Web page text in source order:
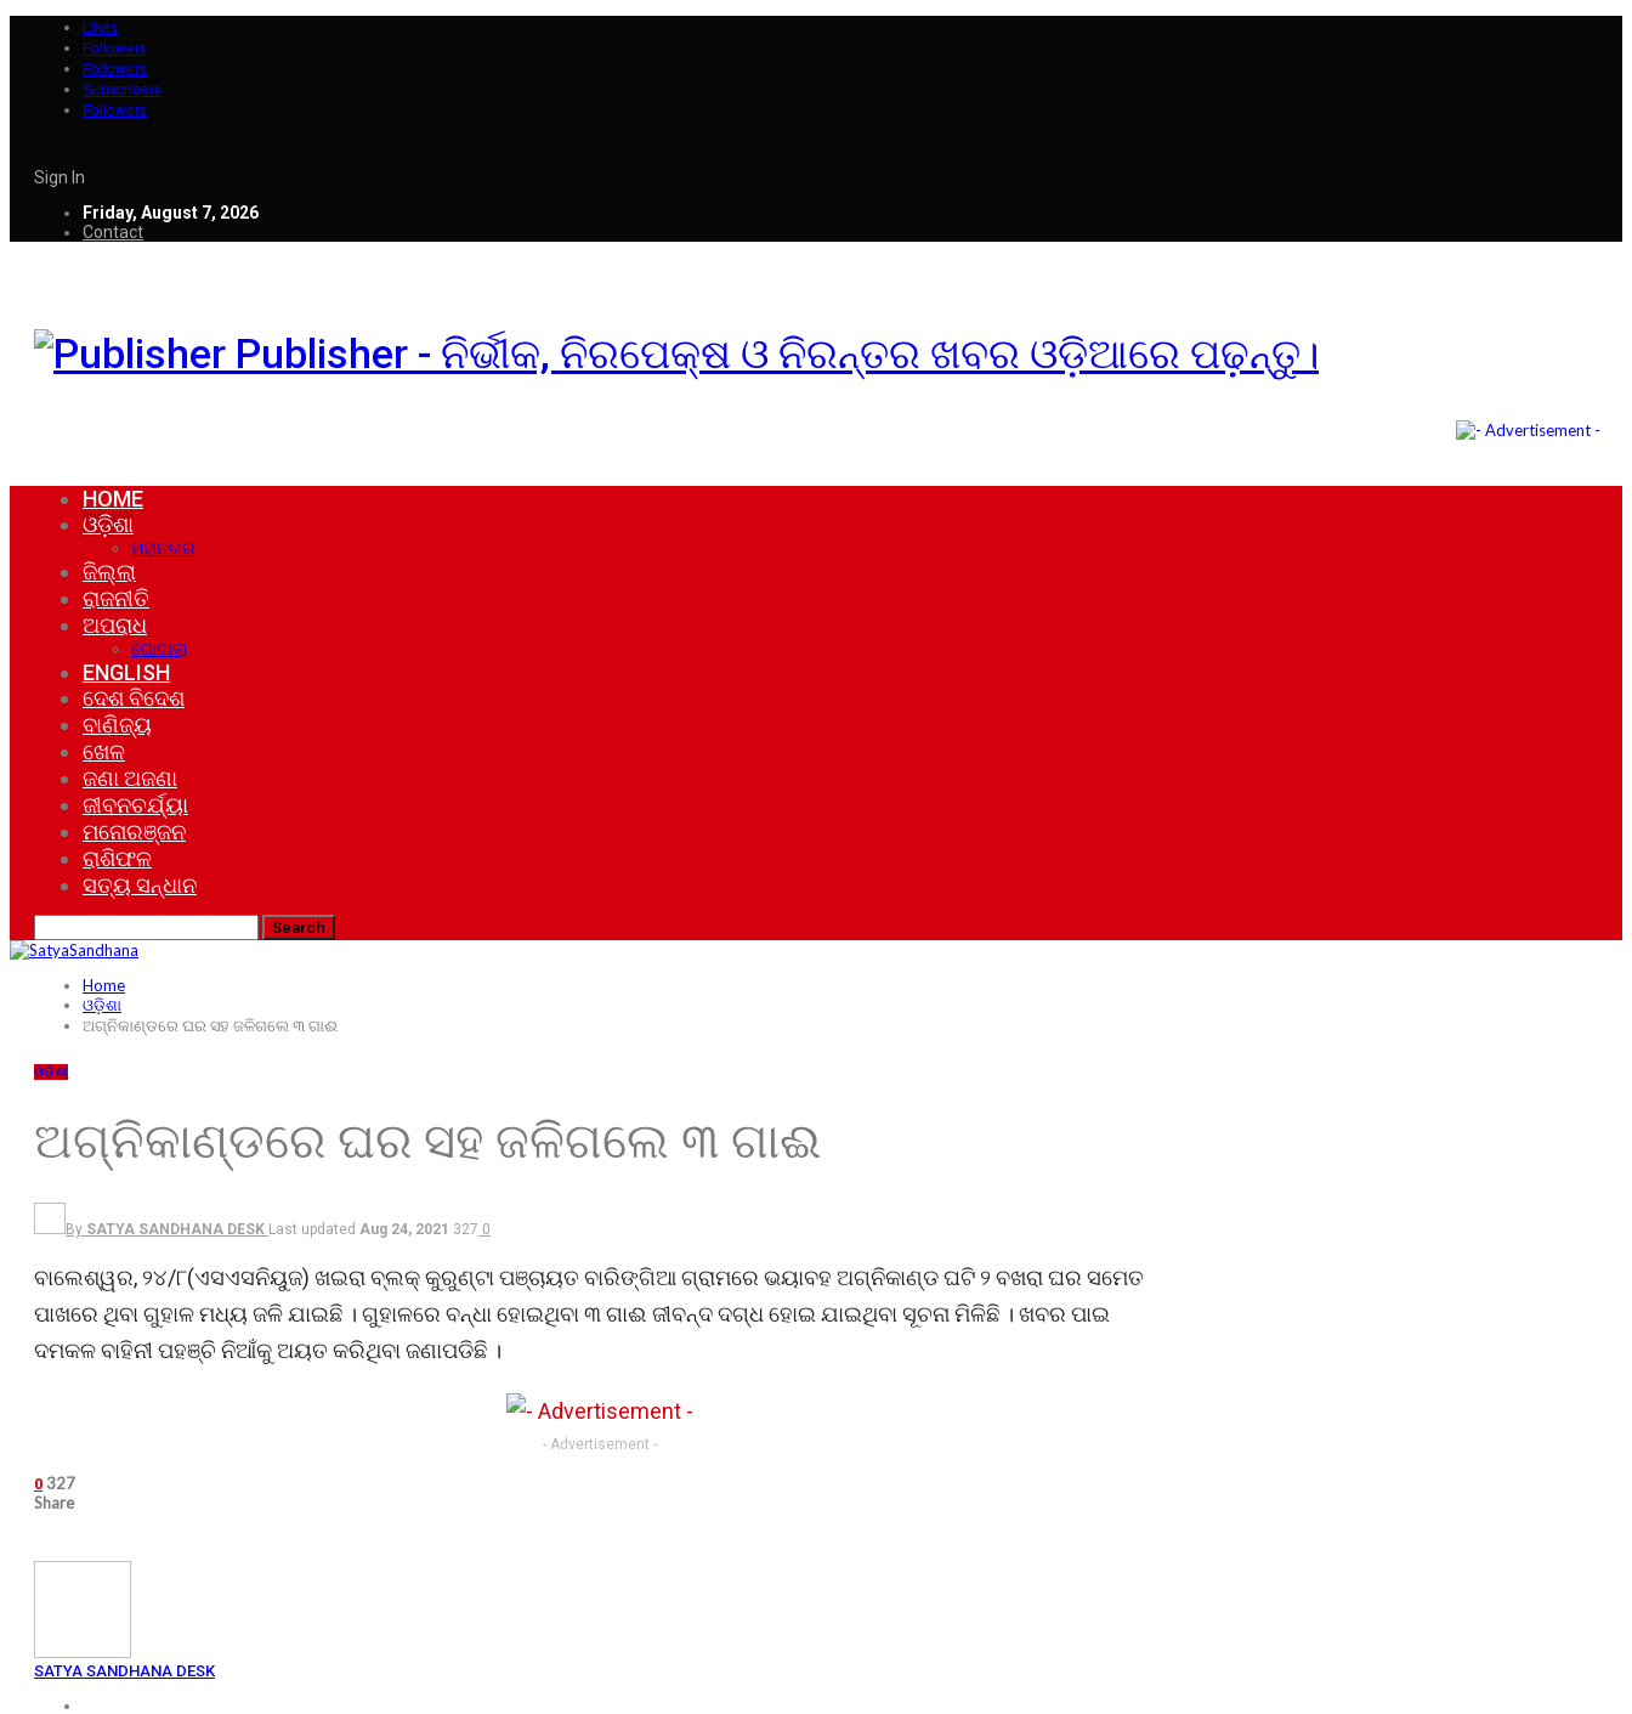
Likes
Followers
Followers
Subscribers
Followers
Sign In
Friday, August 7, 2026
Contact
Publisher - ନିର୍ଭୀକ, ନିରପେକ୍ଷ ଓ ନିରନ୍ତର ଖବର ଓଡ଼ିଆରେ ପଢ଼ନ୍ତୁ।
HOME
ଓଡ଼ିଶା
ମହାନଗର
ଜିଲ୍ଲା
ରାଜନୀତି
ଅପରାଧ
ଘୋଟାଲା
ENGLISH
ଦେଶ ବିଦେଶ
ବାଣିଜ୍ୟ
ଖେଳ
ଜଣା ଅଜଣା
ଜୀବନଚର୍ଯ୍ୟା
ମନୋରଞ୍ଜନ
ରାଶିଫଳ
ସତ୍ୟ ସନ୍ଧାନ
Home
ଓଡ଼ିଶା
ଅଗ୍ନିକାଣ୍ଡରେ ଘର ସହ ଜଳିଗଲେ ୩ ଗାଈ
ଓଡ଼ିଶା
ଅଗ୍ନିକାଣ୍ଡରେ ଘର ସହ ଜଳିଗଲେ ୩ ଗାଈ
By SATYA SANDHANA DESK Last updated Aug 24, 2021 327 0
ବାଲେଶ୍ୱର, ୨୪/୮(ଏସଏସନିୟୁଜ) ଖଇରା ବ୍ଲକ୍ କୁରୁଣ୍ଟା ପଞ୍ଚାୟତ ବାରିଙ୍ଗିଆ ଗ୍ରାମରେ ଭୟାବହ ଅଗ୍ନିକାଣ୍ଡ ଘଟି ୨ ବଖରା ଘର ସମେତ
ପାଖରେ ଥିବା ଗୁହାଳ ମଧ୍ୟ ଜଳି ଯାଇଛି । ଗୁହାଳରେ ବନ୍ଧା ହୋଇଥିବା ୩ ଗାଈ ଜୀବନ୍ଦ ଦଗ୍ଧ ହୋଇ ଯାଇଥିବା ସୂଚନା ମିଳିଛି । ଖବର ପାଇ
ଦମକଳ ବାହିନୀ ପହଞ୍ଚି ନିଆଁକୁ ଅୟତ କରିଥିବା ଜଣାପଡିଛି ।
- Advertisement -
0 327
Share
SATYA SANDHANA DESK